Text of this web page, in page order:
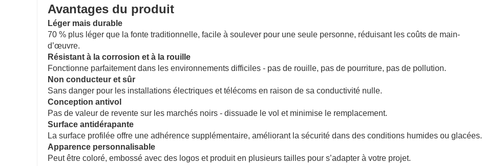
Avantages du produit
Léger mais durable
70 % plus léger que la fonte traditionnelle, facile à soulever pour une seule personne, réduisant les coûts de main-
d’œuvre.
Résistant à la corrosion et à la rouille
Fonctionne parfaitement dans les environnements difficiles - pas de rouille, pas de pourriture, pas de pollution.
Non conducteur et sûr
Sans danger pour les installations électriques et télécoms en raison de sa conductivité nulle.
Conception antivol
Pas de valeur de revente sur les marchés noirs - dissuade le vol et minimise le remplacement.
Surface antidérapante
La surface profilée offre une adhérence supplémentaire, améliorant la sécurité dans des conditions humides ou glacées.
Apparence personnalisable
Peut être coloré, embossé avec des logos et produit en plusieurs tailles pour s’adapter à votre projet.